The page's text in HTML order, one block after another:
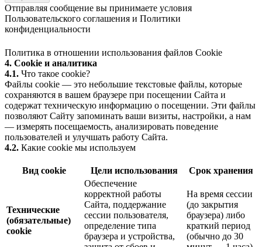
Отправляя сообщение вы принимаете условия
Пользовательского соглашения и Политики
конфиденциальности
Политика в отношении использования файлов Cookie
4. Cookie и аналитика
4.1. Что такое cookie?
Файлы cookie — это небольшие текстовые файлы, которые
сохраняются в вашем браузере при посещении Сайта и
содержат техническую информацию о посещении. Эти файлы
позволяют Сайту запоминать ваши визиты, настройки, а нам
— измерять посещаемость, анализировать поведение
пользователей и улучшать работу Сайта.
4.2. Какие cookie мы используем
Вид cookie Цели использования Срок хранения
Технические
(обязательные)
cookie
Обеспечение
корректной работы
Сайта, поддержание
сессии пользователя,
определение типа
браузера и устройства,
На время сессии
(до закрытия
браузера) либо
краткий период
(обычно до 30